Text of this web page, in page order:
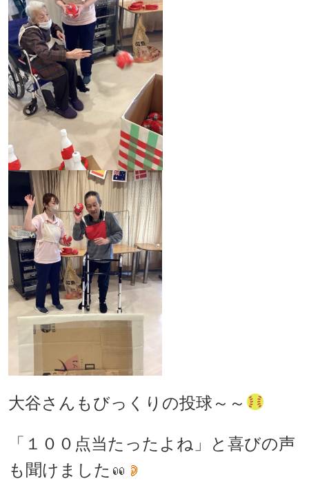
大谷さんもびっくりの投球～～
「１００点当たったよね」と喜びの声
も聞けました